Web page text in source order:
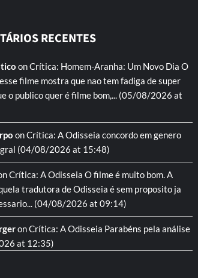
RECENTES
onCrítica: Homem-Aranha: Um Novo Dia O
filme mostra que nao tem fadiga de super
o publico quer é filme bom,... (05/08/2026 at
onCrítica: A Odisseia concordo em genero
(04/08/2026 at 15:48)
Crítica: A Odisseia O filme é muito bom. A
tradutora de Odisseia é sem proposito ja
(04/08/2026 at 09:14)
onCrítica: A Odisseia Parabéns pela análise
at 12:35)